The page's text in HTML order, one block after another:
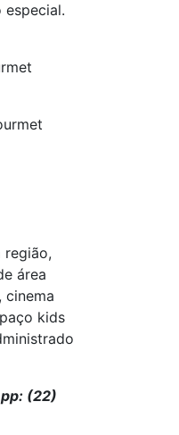
especial.
região,
área
cinema
kids
(22)